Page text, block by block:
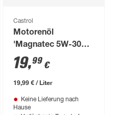
Castrol
Motorenöl
'Magnatec 5W-30
C3' 1 l
19,99 €
19,99 € / Liter
Keine Lieferung nach
Hause